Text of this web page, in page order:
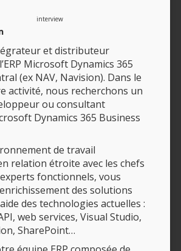
et distributeur
Microsoft Dynamics 365
(ex NAV, Navision). Dans le
activité, nous recherchons un
ou consultant
Dynamics 365 Business
de travail
relation étroite avec les chefs
fonctionnels, vous
des solutions
des technologies actuelles :
web services, Visual Studio,
SharePoint…